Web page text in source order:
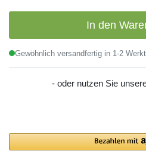
In den
Gewöhnlich versandfertig in 1-2
- oder nutzen Sie